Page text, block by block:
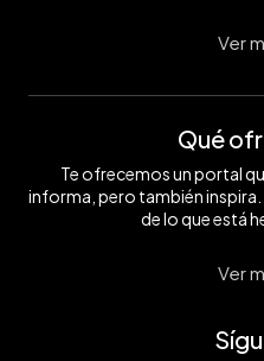
Ver
Qué
Te ofrecemos un portal
informa, pero también
de lo que está
Ver